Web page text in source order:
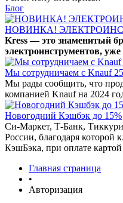
Блог
НОВИНКА!
Kress — это знаменитый
электроинструментов,
Мы сотрудничаем с Knauf
Мы рады сообщить, что
компанией Knauf на 2024
Новогодний Кэшбэк до 15%
Си-Маркет, Т-Банк,
России, благодаря которой
КэшБэка, при оплате
Главная страница
•
Авторизация